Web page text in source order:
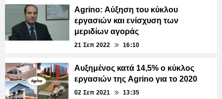
Agrino: Αύξηση του κύκλου
εργασιών και ενίσχυση των
μεριδίων αγοράς
21 Σεπ 2022 16:10
Αυξημένος κατά 14,5% ο κύκλος
εργασιών της Agrino για το 2020
02 Σεπ 2021 13:35